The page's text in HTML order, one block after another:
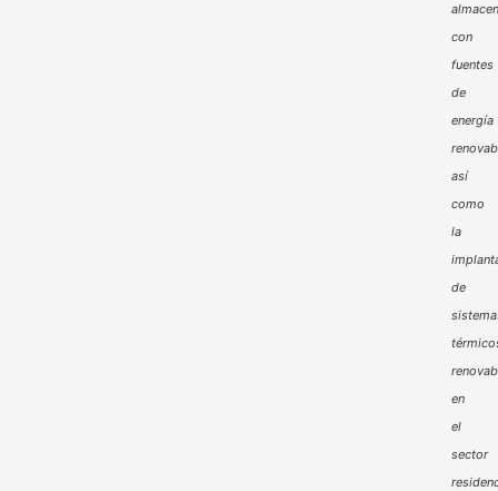
con
fuentes
de
energía
así
como
la
de
en
el
sector